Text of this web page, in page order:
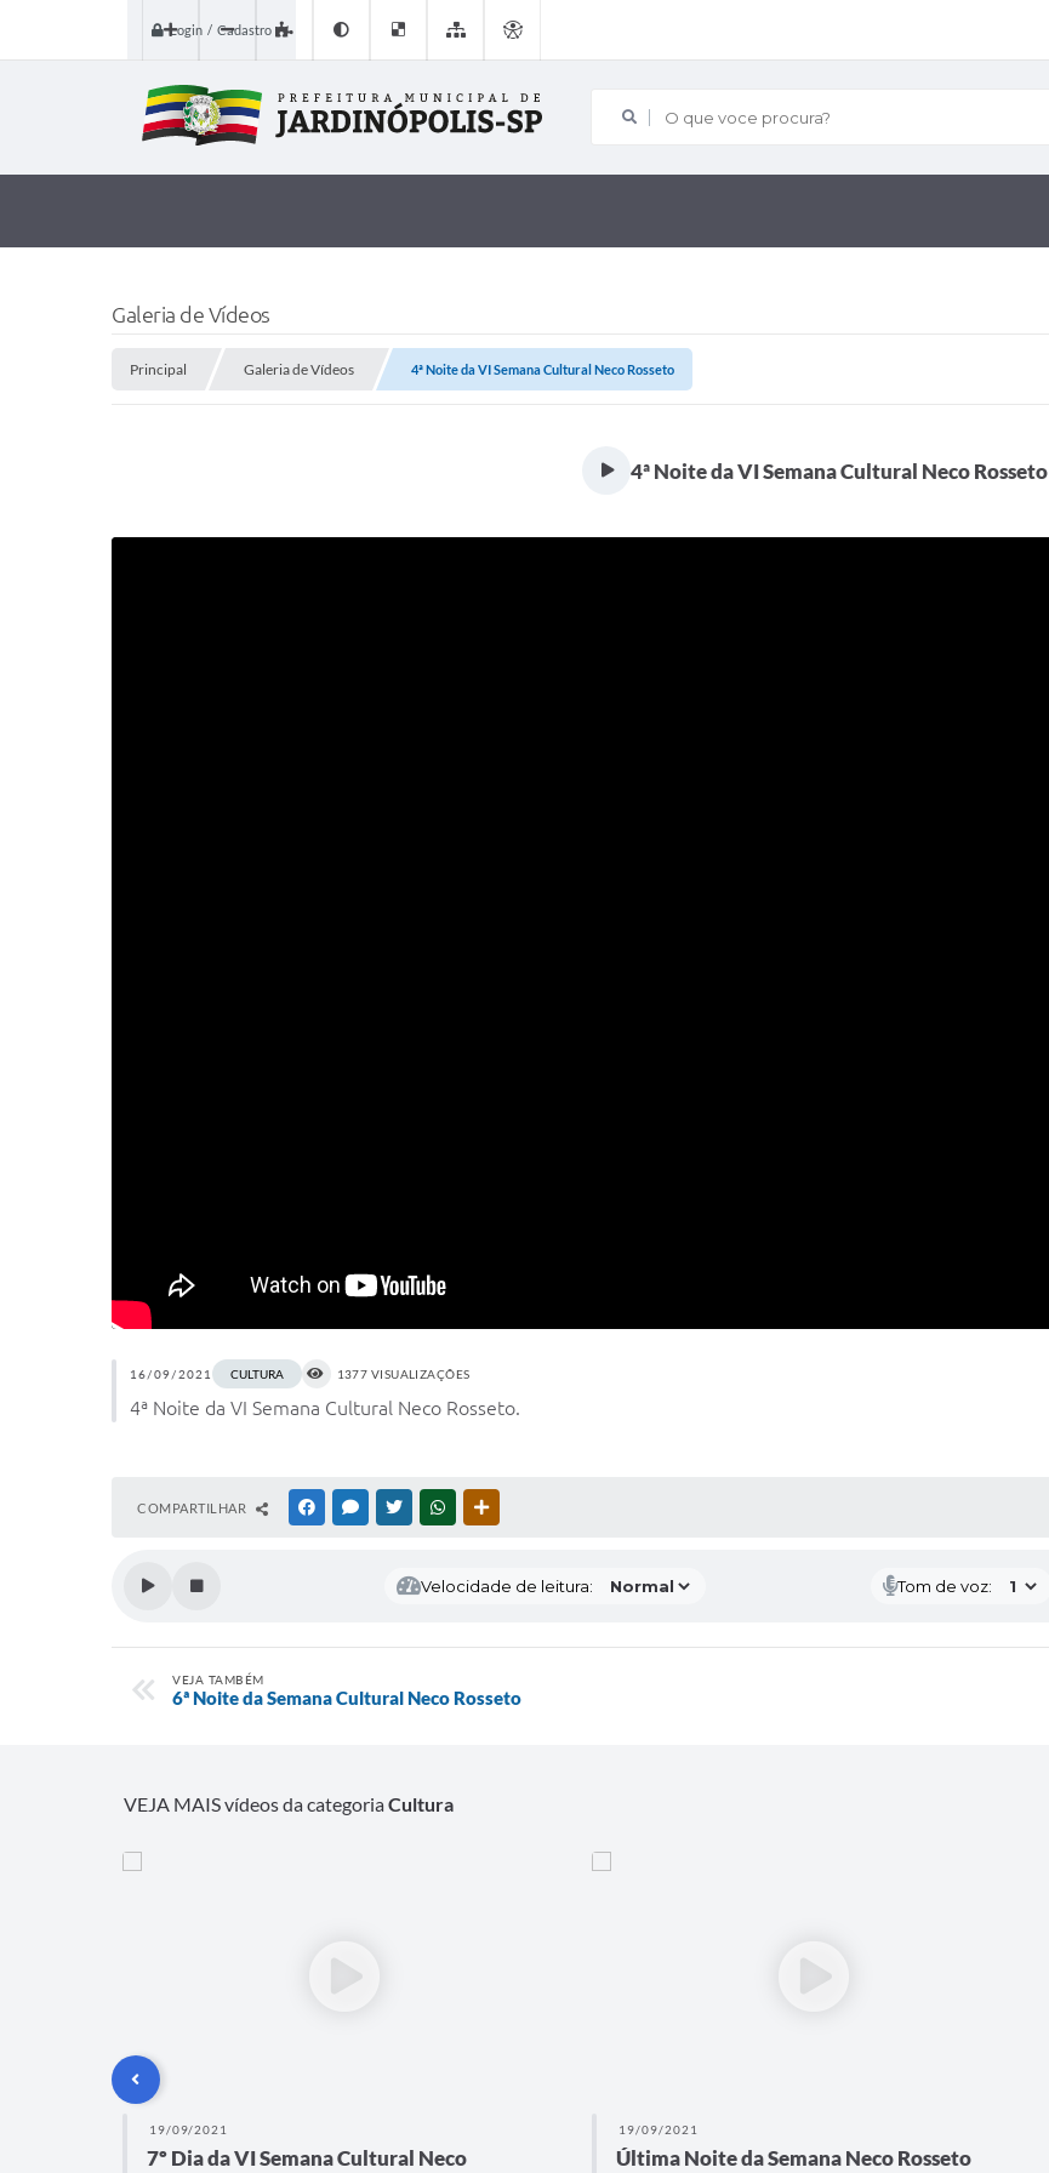
Login / Cadastro
O que voce procura?
Galeria de Vídeos
Principal Galeria de Vídeos 4ª Noite da VI Semana Cultural Neco Rosseto
4ª Noite da VI Semana Cultural Neco Rosseto
16/09/2021 CULTURA 1377 VISUALIZAÇÕES
4ª Noite da VI Semana Cultural Neco Rosseto.
COMPARTILHAR FACEBOOKMESSENGER
TWITTERWHATSAPP
Velocidade de leitura: Tom de voz:
VEJA TAMBÉM
6ª Noite da Semana Cultural Neco Rosseto
VEJA MAIS vídeos da categoriaCultura
19/09/2021
7º Dia da VI Semana Cultural Neco
19/09/2021
Última Noite da Semana Neco Rosseto